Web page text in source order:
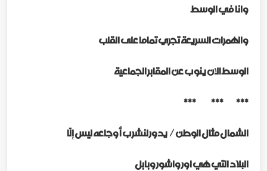
وانا في الوسط
والهمرات السريعة تجري تماما على القلب
الوسط الان ينوب عن المقابر الجماعية
*** *** ***
الشمال مثال الوطن /يدور لنشرب أوجاعه ليس إلّا
البلاد التي هي اور واشور وبابل